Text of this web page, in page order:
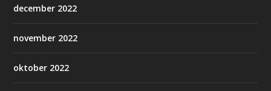
december 2022
november 2022
oktober 2022